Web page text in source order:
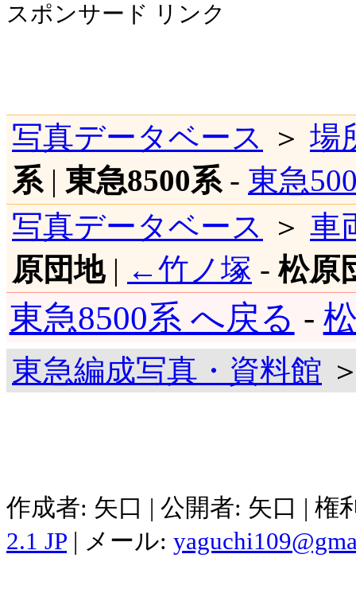
スポンサード リンク
写真データベース ＞ 場
系| 東急8500系- 東急
写真データベース
＞ 車
原団地| ←竹ノ塚 - 松原
東急8500系 へ戻る -
東急編成写真・資料館
作成者: 矢口 | 公開者: 矢口 |
2.1 JP | メール: